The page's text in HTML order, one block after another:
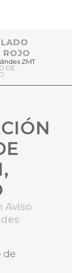
ROJO
ZMT
DE
Aviso
de